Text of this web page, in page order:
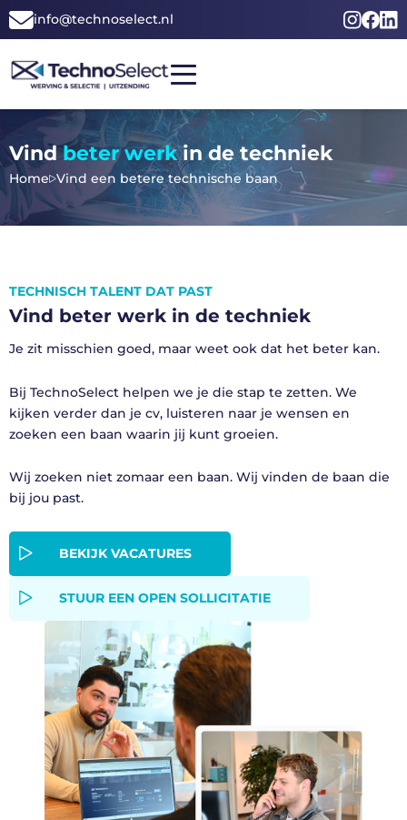
Ga
naar
inhoud
info@technoselect.nl
HOME
ZOEK PERSONEEL
VIND BETER WERK
OVER ONS
CONTACT
VACATURES
Vindbeter werkin de techniek
Home Vind een betere technische baan
TECHNISCH TALENT DAT PAST
Vind beter werk in de techniek
Je zit misschien goed, maar weet ook dat het beter kan.
Bij TechnoSelect helpen we je die stap te zetten. We
kijken verder dan je cv, luisteren naar je wensen en
zoeken een baan waarin jij kunt groeien.
Wij zoeken niet zomaar een baan. Wij vinden de baan die
bij jou past.
BEKIJK VACATURES
STUUR EEN OPEN SOLLICITATIE